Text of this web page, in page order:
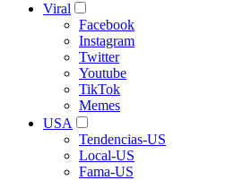
Viral
Facebook
Instagram
Twitter
Youtube
TikTok
Memes
USA
Tendencias-US
Local-US
Fama-US